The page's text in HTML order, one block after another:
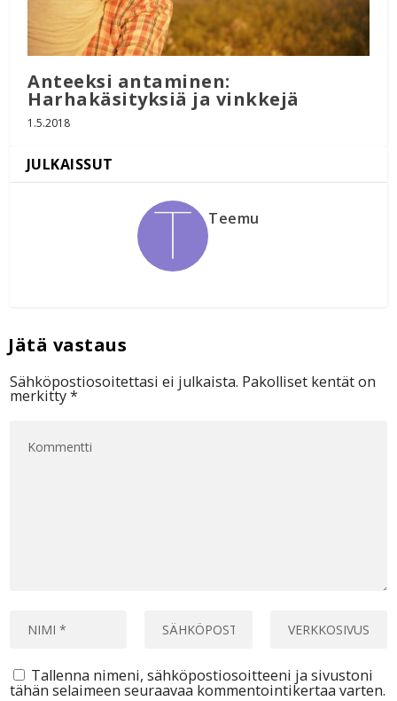
Anteeksi antaminen:
Harhakäsityksiä ja vinkkejä
1.5.2018
Teemu
Sähköpostiosoitettasi ei julkaista. Pakolliset kentät on
merkitty*
Tallenna nimeni, sähköpostiosoitteeni ja sivustoni
tähän selaimeen seuraavaa kommentointikertaa varten.